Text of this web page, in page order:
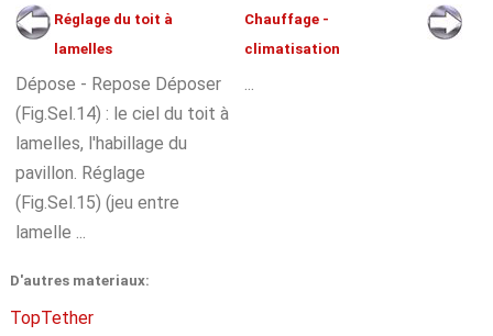
Réglage du toit à
lamelles
Dépose - Repose Déposer
(Fig.Sel.14) : le ciel du toit à
lamelles, l'habillage du
pavillon. Réglage
(Fig.Sel.15) (jeu entre
lamelle ...
Chauffage -
climatisation
...
D'autres materiaux:
TopTether